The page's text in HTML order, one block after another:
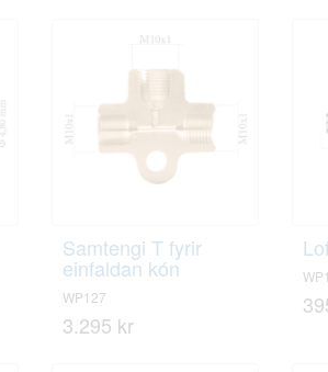
Samtengi T fyrir
einfaldan kón
WP127
3.295 kr